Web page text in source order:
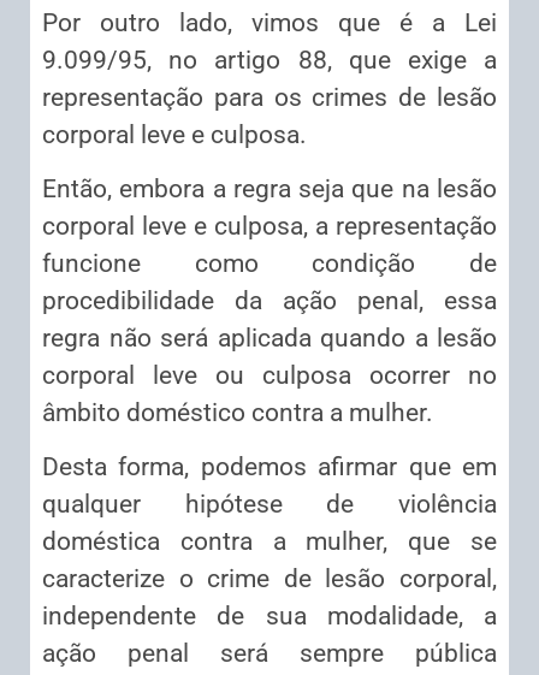
Por outro lado, vimos que é a Lei
9.099/95, no artigo 88, que exige a
representação para os crimes de lesão
corporal leve e culposa.
Então, embora a regra seja que na lesão
corporal leve e culposa, a representação
funcione como condição de
procedibilidade da ação penal, essa
regra não será aplicada quando a lesão
corporal leve ou culposa ocorrer no
âmbito doméstico contra a mulher.
Desta forma, podemos afirmar que em
qualquer hipótese de violência
doméstica contra a mulher, que se
caracterize o crime de lesão corporal,
independente de sua modalidade, a
ação penal será sempre pública